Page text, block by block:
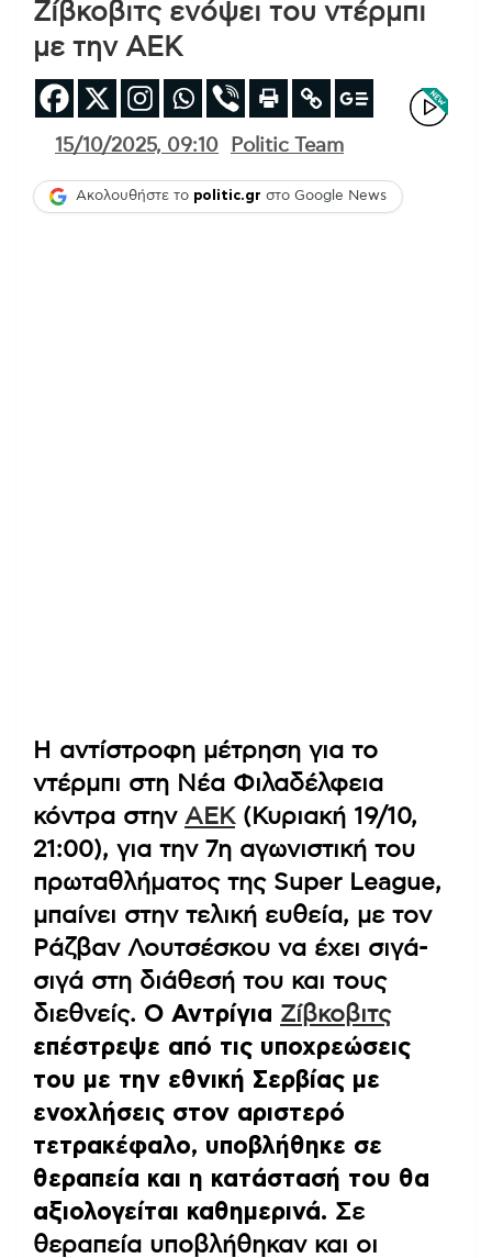
Ζίβκοβιτς ενόψει του ντέρμπι
με την ΑΕΚ
15/10/2025, 09:10 Politic Team
Ακολουθήστε το politic.gr στο Google News
Η αντίστροφη μέτρηση για το
ντέρμπι στη Νέα Φιλαδέλφεια
κόντρα στην ΑΕΚ (Κυριακή 19/10,
21:00), για την 7η αγωνιστική του
πρωταθλήματος της Super League,
μπαίνει στην τελική ευθεία, με τον
Ράζβαν Λουτσέσκου να έχει σιγά-
σιγά στη διάθεσή του και τους
διεθνείς. Ο Αντρίγια Ζίβκοβιτς
επέστρεψε από τις υποχρεώσεις
του με την εθνική Σερβίας με
ενοχλήσεις στον αριστερό
τετρακέφαλο, υποβλήθηκε σε
θεραπεία και η κατάστασή του θα
αξιολογείται καθημερινά. Σε
θεραπεία υποβλήθηκαν και οι